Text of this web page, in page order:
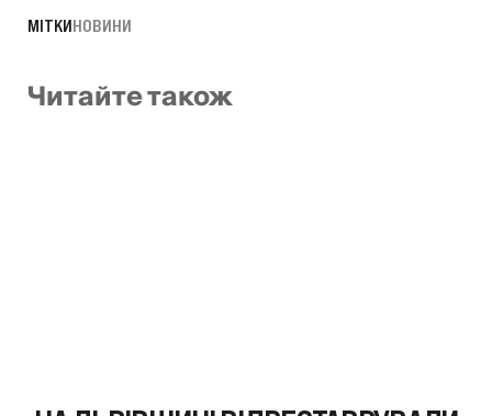
МІТКИНОВИНИ
Читайте також